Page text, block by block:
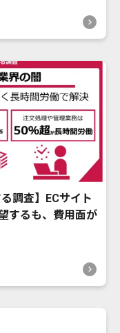
調査】ECサイト
するも、費用面が